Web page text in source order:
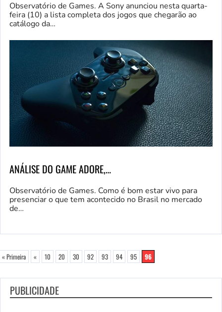
Observatório de Games. A Sony anunciou nesta quarta-
feira (10) a lista completa dos jogos que chegarão ao
catálogo da…
ANÁLISE DO GAME ADORE,…
Observatório de Games. Como é bom estar vivo para
presenciar o que tem acontecido no Brasil no mercado
de…
« Primeira « 10 20 30 92 93 94 95 96
PUBLICIDADE